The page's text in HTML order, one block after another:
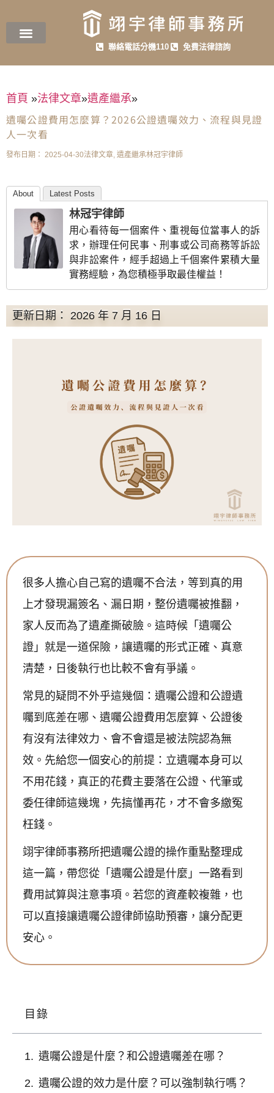
聯絡電話分機110 免費法律諮詢
首頁 »法律文章»遺產繼承»
遺囑公證費用怎麼算？2026公證遺囑效力、流程與見證
人一次看
發布日期： 2025-04-30法律文章, 遺產繼承林冠宇律師
About Latest Posts
林冠宇律師
用心看待每一個案件、重視每位當事人的訴
求，辦理任何民事、刑事或公司商務等訴訟
與非訟案件，經手超過上千個案件累積大量
實務經驗，為您積極爭取最佳權益！
更新日期： 2026 年 7 月 16 日
很多人擔心自己寫的遺囑不合法，等到真的用
上才發現漏簽名、漏日期，整份遺囑被推翻，
家人反而為了遺產撕破臉。這時候「遺囑公
證」就是一道保險，讓遺囑的形式正確、真意
清楚，日後執行也比較不會有爭議。
常見的疑問不外乎這幾個：遺囑公證和公證遺
囑到底差在哪、遺囑公證費用怎麼算、公證後
有沒有法律效力、會不會還是被法院認為無
效。先給您一個安心的前提：立遺囑本身可以
不用花錢，真正的花費主要落在公證、代筆或
委任律師這幾塊，先搞懂再花，才不會多繳冤
枉錢。
翊宇律師事務所把遺囑公證的操作重點整理成
這一篇，帶您從「遺囑公證是什麼」一路看到
費用試算與注意事項。若您的資產較複雜，也
可以直接讓遺囑公證律師協助預審，讓分配更
安心。
目錄
遺囑公證是什麼？和公證遺囑差在哪？
遺囑公證的效力是什麼？可以強制執行嗎？